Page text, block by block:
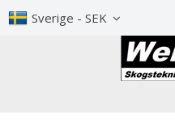
Sverige - SEK